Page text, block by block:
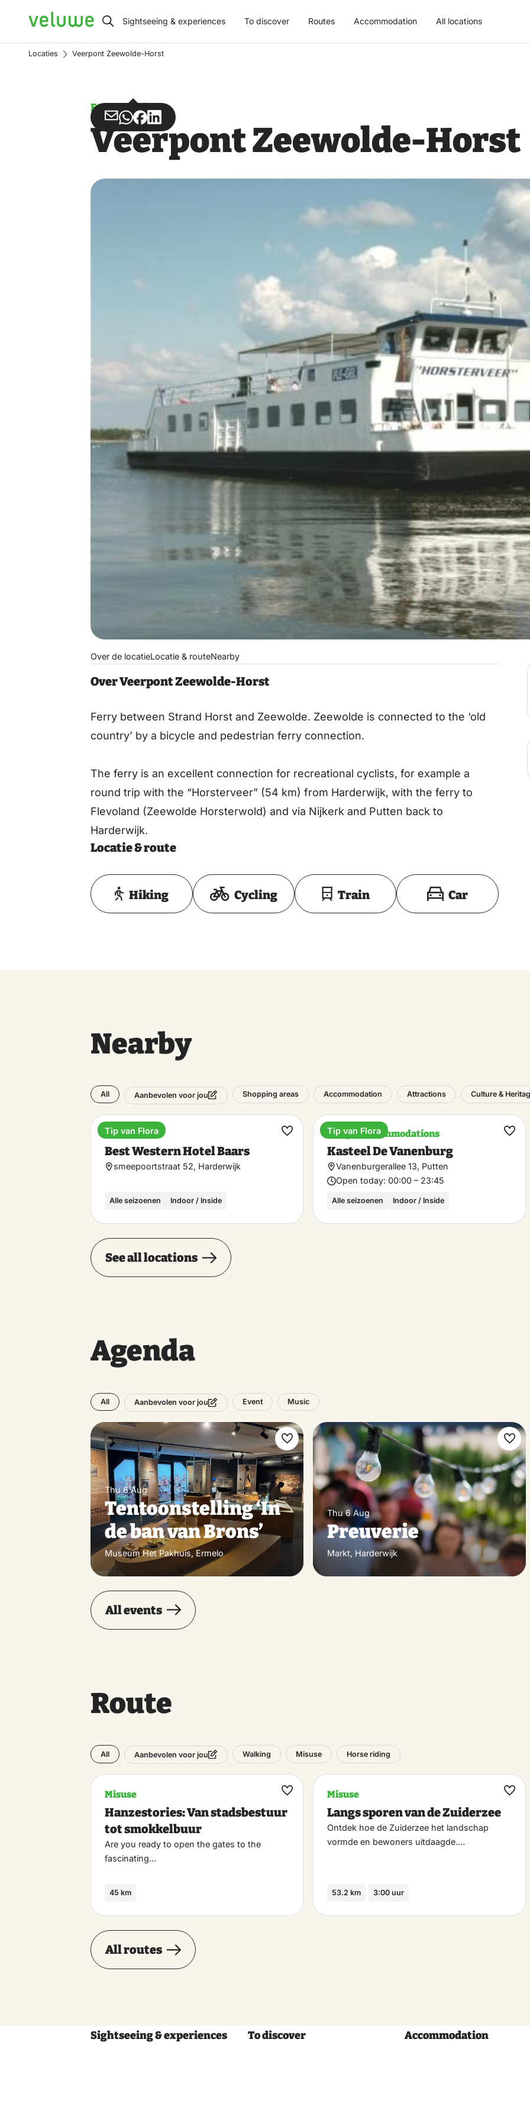
Veluwe Sightseeing & experiences To discover Routes Accommodation All locations
Locaties Veerpont Zeewolde-Horst
Ferry service
Share
via
Share
via
WhatsApp
Share
on
Facebook
Share
on
LinkedIn
Veerpont Zeewolde-Horst
Over de locatieLocatie & routeNearby
Over Veerpont Zeewolde-Horst
Ferry between Strand Horst and Zeewolde. Zeewolde is connected to the ‘old
country’ by a bicycle and pedestrian ferry connection.
The ferry is an excellent connection for recreational cyclists, for example a
round trip with the “Horsterveer” (54 km) from Harderwijk, with the ferry to
Flevoland (Zeewolde Horsterwold) and via Nijkerk and Putten back to
Harderwijk.
Locatie & route
Toon op kaart
Hiking Cycling Train Car
Nearby
All Aanbevolen voor jou Shopping areas Accommodation Attractions Culture &
Hotel
Best Western Hotel Baars
smeepoortstraat 52, Harderwijk
Alle seizoenen Indoor / Inside
Tip van Flora
Make
Unique accommodations
Kasteel De Vanenburg
Vanenburgerallee 13, Putten
Open today: 00:00 – 23:45
Alle seizoenen Indoor / Inside
Tip van Flora
See all locations
Agenda
All Aanbevolen voor jou Event Music
Thu 6 Aug
Tentoonstelling ‘In
de ban van Brons’
Museum Het Pakhuis, Ermelo
Make
favorite
Thu 6 Aug
Preuverie
Markt, Harderwijk
All events
Route
All Aanbevolen voor jou Walking Misuse Horse riding
Misuse
Hanzestories: Van stadsbestuur
tot smokkelbuur
Are you ready to open the gates to the
fascinating…
45 km
Maak
Misuse
Langs sporen van de Zuiderzee
Ontdek hoe de Zuiderzee het landschap
vormde en bewoners uitdaagde.…
53.2 km 3:00 uur
Maak
All routes
Sightseeing & experiences To discover Accommodation